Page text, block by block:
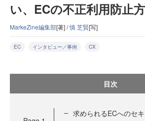
い、ECの不正利用防止
MarkeZine編集部[著] /慎 芝賢[写]
EC インタビュー／事例 CX
目次
求められるECへのセ